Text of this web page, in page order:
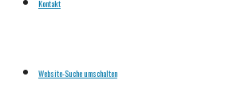
Kontakt
Website-Suche umschalten